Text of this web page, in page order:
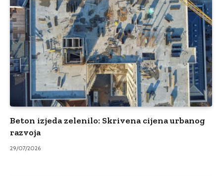
Beton izjeda zelenilo: Skrivena cijena urbanog
razvoja
29/07/2026